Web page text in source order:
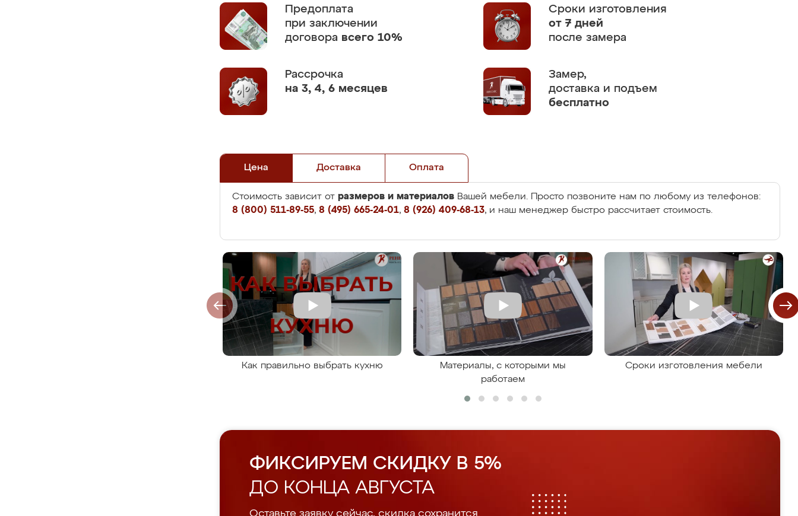
Предоплата
при заключении
договора всего 10%
Сроки изготовления
от 7 дней
после замера
Рассрочка
на 3, 4, 6 месяцев
Замер,
доставка и подъем
бесплатно
Цена Доставка Оплата
Стоимость зависит от размеров и материалов Вашей мебели. Просто позвоните нам по любому из телефонов:
8 (800) 511-89-55, 8 (495) 665-24-01, 8 (926) 409-68-13, и наш менеджер быстро рассчитает стоимость.
Как правильно выбрать кухню
Материалы, с которыми мы
работаем
Сроки изготовления мебели
ФИКСИРУЕМ СКИДКУ В 5%
ДО КОНЦА АВГУСТА
Оставьте заявку сейчас, скидка сохранится.